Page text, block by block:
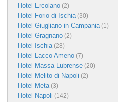
Hotel Ercolano (2)
Hotel Forio di Ischia(30)
Hotel Giugliano in Campania(1)
Hotel Gragnano (2)
Hotel Ischia(28)
Hotel Lacco Ameno (7)
Hotel Massa Lubrense (20)
Hotel Melito di Napoli (2)
Hotel Meta(3)
Hotel Napoli (142)